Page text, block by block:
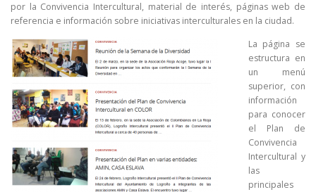
por la Convivencia Intercultural, material de interés, páginas web de
referencia e información sobre iniciativas interculturales en la ciudad.
La página se
estructura en
un menú
superior, con
información
para conocer
el Plan de
Convivencia
Intercultural y
las
principales